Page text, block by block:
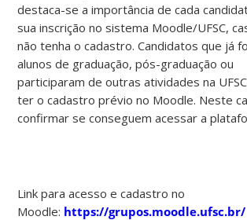
destaca-se a importância de cada
sua inscrição no sistema Moodle/UFSC,
não tenha o cadastro. Candidatos que já
alunos de graduação, pós-graduação ou
participaram de outras atividades na
ter o cadastro prévio no Moodle. Neste
confirmar se conseguem acessar a
Link para acesso e cadastro no
Moodle: https://grupos.moodle.ufsc.br/